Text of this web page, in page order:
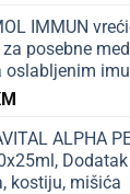
IMMUN
posebne
oslabljenim
ALPHA
kostiju, mišića